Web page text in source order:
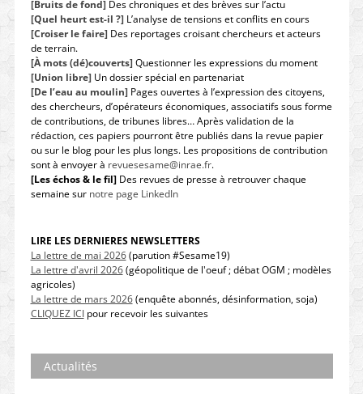
[Bruits de fond]Des chroniques et des brèves sur l’actu
[Quel heurt est-il ?]L’analyse de tensions et conflits en cours
[Croiser le faire]Des reportages croisant chercheurs et acteurs
de terrain.
[À mots (dé)couverts]Questionner les expressions du moment
[Union libre]Un dossier spécial en partenariat
[De l’eau au moulin]Pages ouvertes à l’expression des citoyens,
des chercheurs, d’opérateurs économiques, associatifs sous forme
de contributions, de tribunes libres… Après validation de la
rédaction, ces papiers pourront être publiés dans la revue papier
ou sur le blog pour les plus longs. Les propositions de contribution
sont à envoyer à revuesesame@inrae.fr.
[Les échos & le fil]Des revues de presse à retrouver chaque
semaine sur notre page LinkedIn
LIRE LES DERNIERES NEWSLETTERS
La lettre de mai 2026(parution #Sesame19)
La lettre d'avril 2026(géopolitique de l'oeuf ; débat OGM ; modèles
agricoles)
La lettre de mars 2026(enquête abonnés, désinformation, soja)
CLIQUEZ ICIpour recevoir les suivantes
Actualités